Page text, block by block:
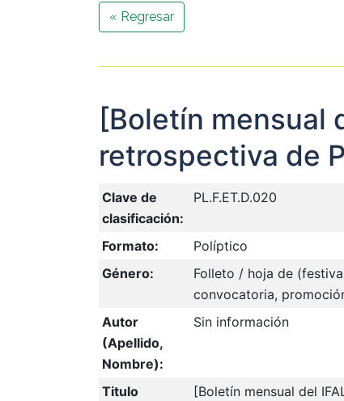
« Regresar
[Boletín mensual
retrospectiva de
Clave de
clasificación:
PL.F.ET.D.020
Formato:
Políptico
Género:
Folleto / hoja de
convocatoria,
Autor
(Apellido,
Nombre):
Sin información
Titulo
[Boletín mensual del